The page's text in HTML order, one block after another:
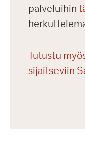
palveluihin
Tutustu
sijaitseviin